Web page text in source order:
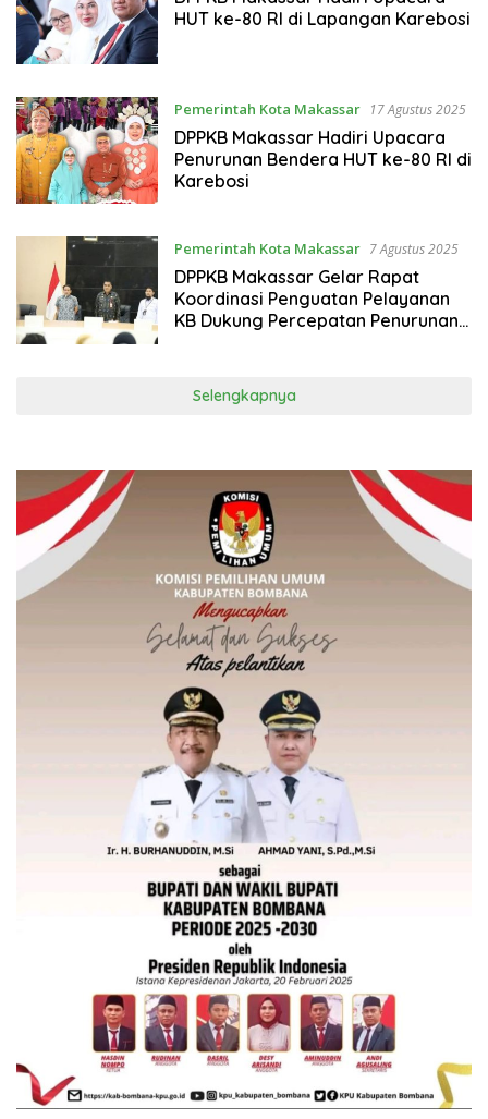
HUT ke-80 RI di Lapangan Karebosi
Pemerintah Kota Makassar 17 Agustus 2025
DPPKB Makassar Hadiri Upacara
Penurunan Bendera HUT ke-80 RI di
Karebosi
Pemerintah Kota Makassar 7 Agustus 2025
DPPKB Makassar Gelar Rapat
Koordinasi Penguatan Pelayanan
KB Dukung Percepatan Penurunan
Selengkapnya